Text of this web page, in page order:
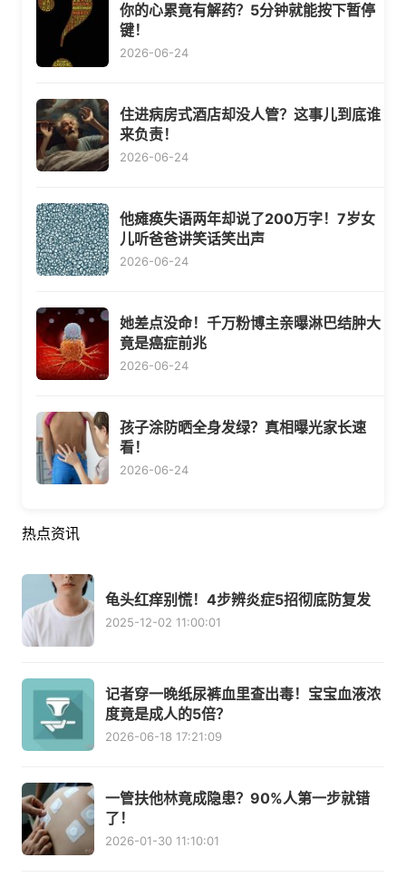
你的心累竟有解药？5分钟就能按下暂停
键！
2026-06-24
住进病房式酒店却没人管？这事儿到底谁
来负责！
2026-06-24
他瘫痪失语两年却说了200万字！7岁女
儿听爸爸讲笑话笑出声
2026-06-24
她差点没命！千万粉博主亲曝淋巴结肿大
竟是癌症前兆
2026-06-24
孩子涂防晒全身发绿？真相曝光家长速
看！
2026-06-24
热点资讯
龟头红痒别慌！4步辨炎症5招彻底防复发
2025-12-02 11:00:01
记者穿一晚纸尿裤血里查出毒！宝宝血液浓
度竟是成人的5倍？
2026-06-18 17:21:09
一管扶他林竟成隐患？90%人第一步就错
了！
2026-01-30 11:10:01